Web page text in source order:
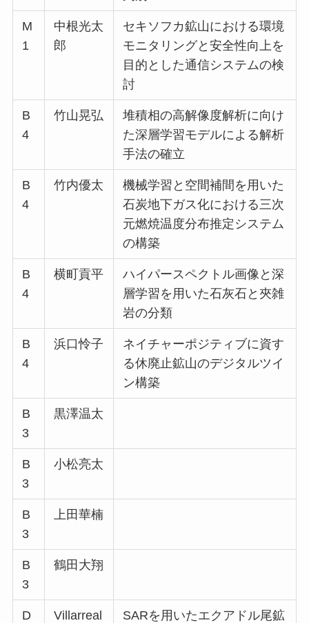
M
1
中根光太
郎
セキソフカ鉱山における環境
モニタリングと安全性向上を
目的とした通信システムの検
討
B
4
竹山晃弘
堆積相の高解像度解析に向け
た深層学習モデルによる解析
手法の確立
B
4
竹内優太
機械学習と空間補間を用いた
石炭地下ガス化における三次
元燃焼温度分布推定システム
の構築
B
4
横町貢平
ハイパースペクトル画像と深
層学習を用いた石灰石と夾雑
岩の分類
B
4
浜口怜子
ネイチャーポジティブに資す
る休廃止鉱山のデジタルツイ
ン構築
B
3
黒澤温太
B
3
小松亮太
B
3
上田華楠
B
3
鶴田大翔
D
Villarreal
SARを用いたエクアドル尾鉱